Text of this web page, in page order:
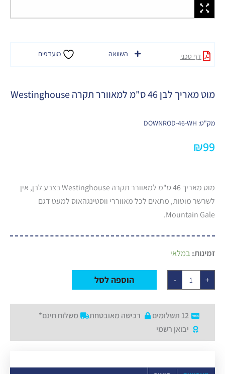
דף טכני השוואה מועדפים
מוט מאריך לבן 46 ס"מ למאוורר תקרה Westinghouse
מק"ט: DOWNROD-46-WH
₪99
מוט מאריך 46 ס"מ למאוורר תקרה Westinghouse בצבע לבן, אין
לשרשר מוטות, מתאים לכל מאווררי ווסטינגהאוס למעט דגם
Mountain Gale.
זמינות: במלאי
-
כמות
של
מאריך
לבן
46
למאוורר
תקרה
Westinghouse
+ הוספה לסל
12 תשלומים רכישה מאובטחת
משלוח חינם*
יבואן רשמי